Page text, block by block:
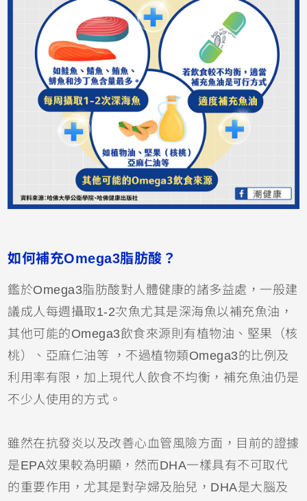
如何補充Omega3脂肪酸？
鑑於Omega3脂肪酸對人體健康的諸多益處，一般建
議成人每週攝取1-2次魚尤其是深海魚以補充魚油，
其他可能的Omega3飲食來源則有植物油、堅果（核
桃）、亞麻仁油等 ，不過植物類Omega3的比例及
利用率有限，加上現代人飲食不均衡，補充魚油仍是
不少人使用的方式。
雖然在抗發炎以及改善心血管風險方面，目前的證據
是EPA效果較為明顯，然而DHA一樣具有不可取代
的重要作用，尤其是對孕婦及胎兒，DHA是大腦及